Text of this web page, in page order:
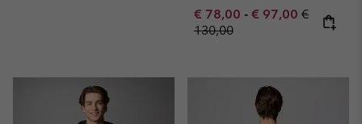
Minimum sale price:
€ 78,00 - Maximum sale
€ 97,00 Regular
€
130,00